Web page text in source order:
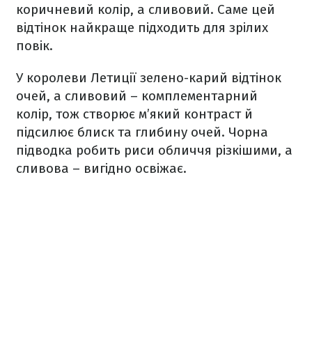
коричневий колір, а сливовий. Саме цей
відтінок найкраще підходить для зрілих
повік.
У королеви Летиції зелено-карий відтінок
очей, а сливовий – комплементарний
колір, тож створює м’який контраст й
підсилює блиск та глибину очей. Чорна
підводка робить риси обличчя різкішими, а
сливова – вигідно освіжає.